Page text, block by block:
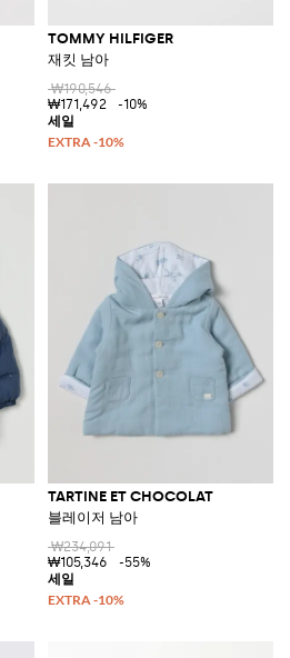
TOMMY HILFIGER
재킷 남아
₩190,546
₩171,492
-10%
TARTINE ET CHOCOLAT
블레이저 남아
₩234,091
₩105,346
-55%